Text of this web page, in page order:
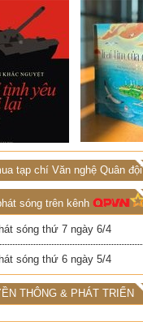
tạp chí Văn nghệ Quân đội
sóng trên kênh
sóng thứ 7 ngày 6/4
sóng thứ 6 ngày 5/4
THÔNG & PHÁT TRIỂN